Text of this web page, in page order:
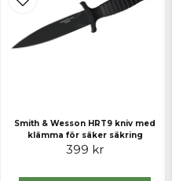
fråga
Smith & Wesson HRT9 kniv med
klämma för säker säkring
399 kr